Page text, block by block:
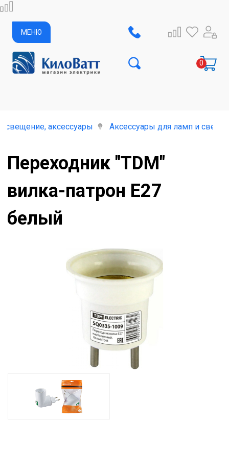
МЕНЮ
аксессуары Аксессуары для ламп и
Переходник "TDM"
вилка-патрон Е27
белый